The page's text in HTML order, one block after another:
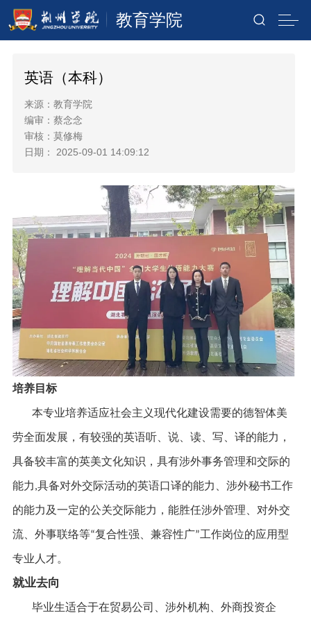
教育学院
英语（本科）
来源：教育学院
编审：蔡念念
审核：莫修梅
日期： 2025-09-01 14:09:12
培养目标
本专业培养适应社会主义现代化建设需要的德智体美
劳全面发展，有较强的英语听、说、读、写、译的能力，
具备较丰富的英美文化知识，具有涉外事务管理和交际的
能力,具备对外交际活动的英语口译的能力、涉外秘书工作
的能力及一定的公关交际能力，能胜任涉外管理、对外交
流、外事联络等“复合性强、兼容性广”工作岗位的应用型
专业人才。
就业去向
毕业生适合于在贸易公司、涉外机构、外商投资企